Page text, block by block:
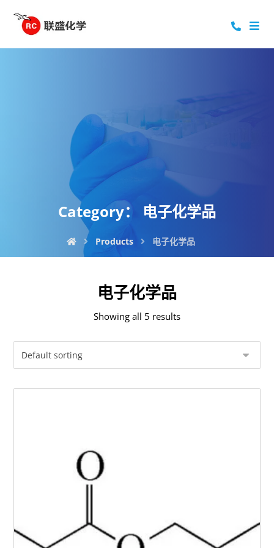
Category： 电子化学品
Products 电子化学品
电子化学品
Showing all 5 results